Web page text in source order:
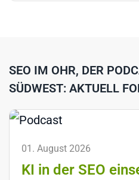
SEO IM OHR, DER
SÜDWEST: AKTUELL
01. August 2026
KI in der SEO